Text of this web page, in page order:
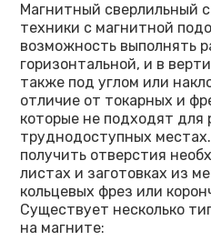
Магнитный сверлильный
техники с магнитной
возможность выполнять
горизонтальной, и в
также под углом или
отличие от токарных и
которые не подходят для
труднодоступных
получить отверстия
листах и заготовках из
кольцевых фрез или
Существует несколько
на магните: